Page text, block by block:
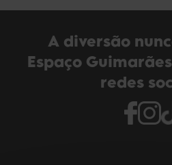
A diversão
Espaço
redes